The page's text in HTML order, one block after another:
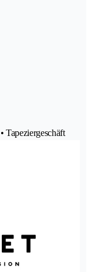
Tapeziergeschäft